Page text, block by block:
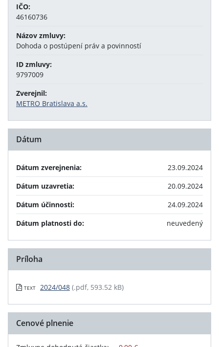
IČO:
46160736
Názov zmluvy:
Dohoda o postúpení práv a povinností
ID zmluvy:
9797009
Zverejnil:
METRO Bratislava a.s.
Dátum
Dátum zverejnenia:
23.09.2024
Dátum uzavretia:
20.09.2024
Dátum účinnosti:
24.09.2024
Dátum platnosti do:
neuvedený
Príloha
TEXT 2024/048 (.pdf, 593.52 kB)
Cenové plnenie